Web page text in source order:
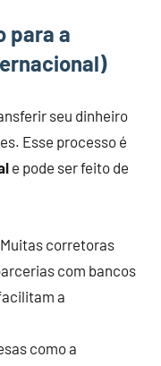
para a
seu dinheiro
Esse processo é
e pode ser feito de
Muitas corretoras
com bancos
a
como a